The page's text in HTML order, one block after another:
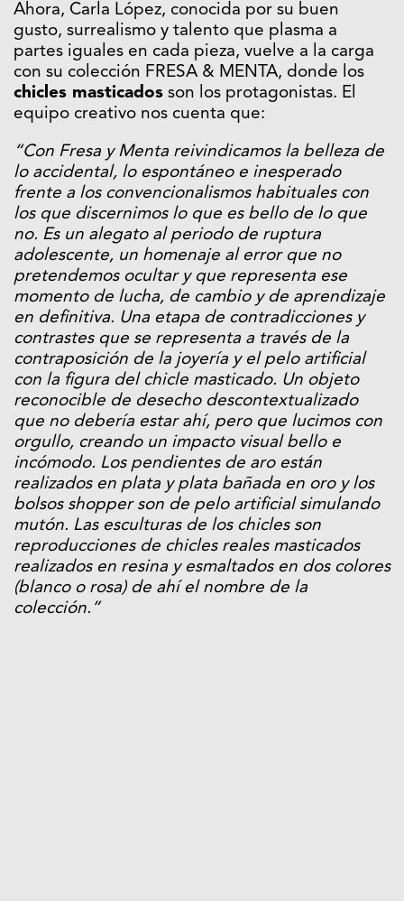
Ahora, Carla López, conocida por su buen
gusto, surrealismo y talento que plasma a
partes iguales en cada pieza, vuelve a la carga
con su colección FRESA & MENTA, donde los
chicles masticados son los protagonistas. El
equipo creativo nos cuenta que:
“Con Fresa y Menta reivindicamos la belleza de
lo accidental, lo espontáneo e inesperado
frente a los convencionalismos habituales con
los que discernimos lo que es bello de lo que
no. Es un alegato al periodo de ruptura
adolescente, un homenaje al error que no
pretendemos ocultar y que representa ese
momento de lucha, de cambio y de aprendizaje
en definitiva. Una etapa de contradicciones y
contrastes que se representa a través de la
contraposición de la joyería y el pelo artificial
con la figura del chicle masticado. Un objeto
reconocible de desecho descontextualizado
que no debería estar ahí, pero que lucimos con
orgullo, creando un impacto visual bello e
incómodo. Los pendientes de aro están
realizados en plata y plata bañada en oro y los
bolsos shopper son de pelo artificial simulando
mutón. Las esculturas de los chicles son
reproducciones de chicles reales masticados
realizados en resina y esmaltados en dos colores
(blanco o rosa) de ahí el nombre de la
colección.”